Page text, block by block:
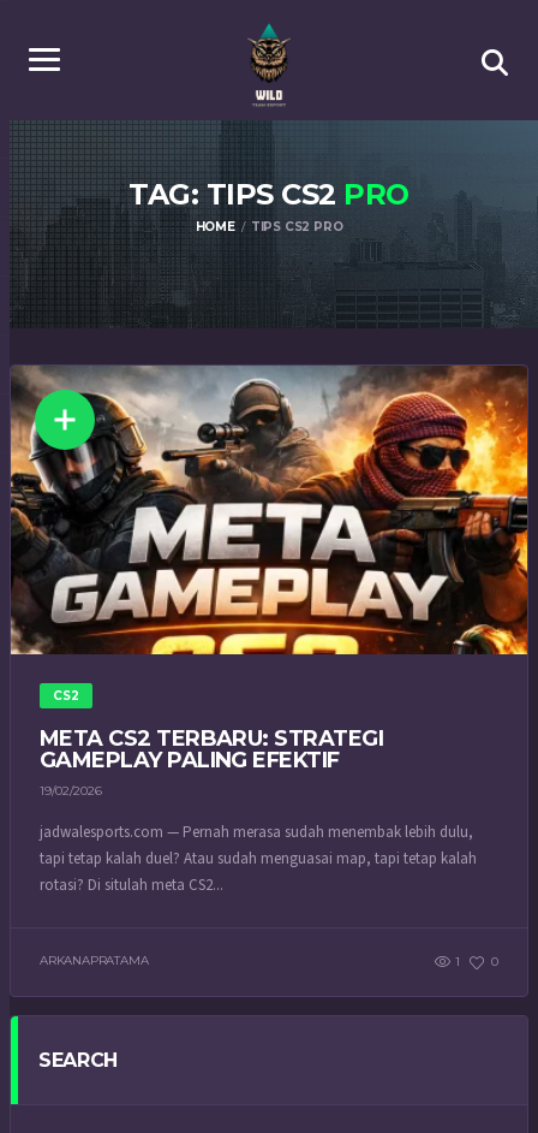
TAG: TIPS CS2 PRO
HOME TIPS CS2 PRO
CS2
META CS2 TERBARU: STRATEGI
GAMEPLAY PALING EFEKTIF
19/02/2026
jadwalesports.com — Pernah merasa sudah menembak lebih dulu,
tapi tetap kalah duel? Atau sudah menguasai map, tapi tetap kalah
rotasi? Di situlah meta CS2...
ARKANAPRATAMA 1 0
SEARCH